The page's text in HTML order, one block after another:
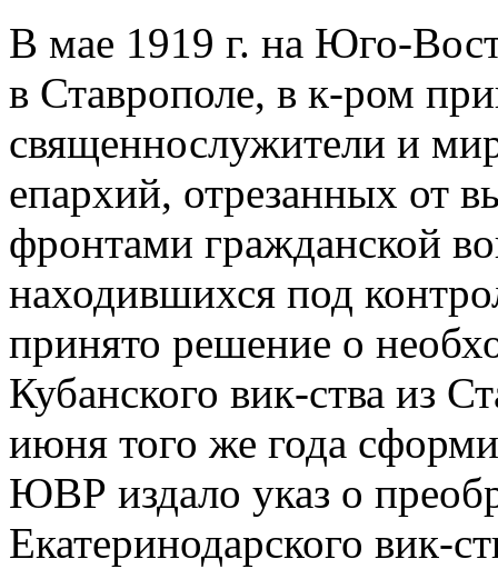
В мае 1919 г. на Юго-
в Ставрополе, в к-ром
священнослужители и
епархий, отрезанных от
фронтами гражданской
находившихся под
принято решение о
Кубанского вик-ства из
июня того же года
ЮВР издало указ о
Екатеринодарского вик-